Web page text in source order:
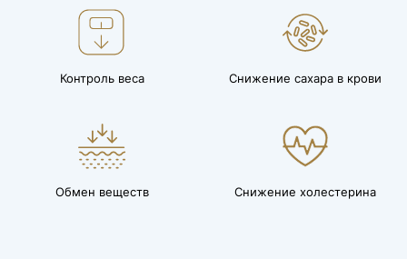
Контроль веса Снижение сахара в крови
Обмен веществ Снижение холестерина